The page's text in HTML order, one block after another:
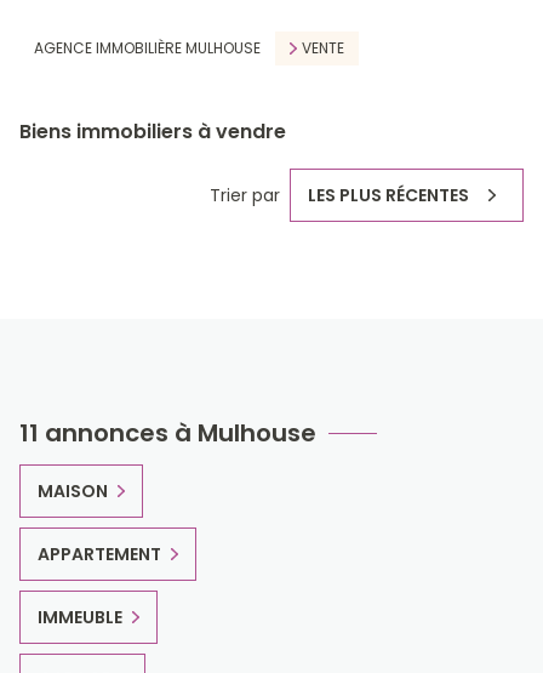
AGENCE IMMOBILIÈRE MULHOUSE VENTE
Biens immobiliers à vendre
Trier par LES PLUS RÉCENTES
11 annonces à Mulhouse
MAISON
APPARTEMENT
IMMEUBLE